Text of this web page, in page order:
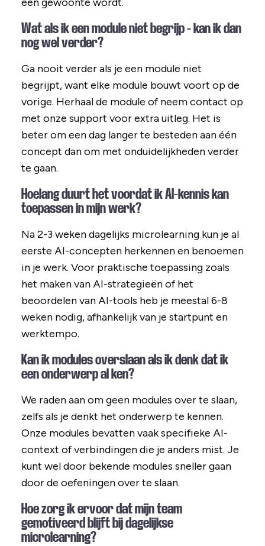
Wat als ik een module niet begrijp - kan ik dan
nog wel verder?
Ga nooit verder als je een module niet
begrijpt, want elke module bouwt voort op de
vorige. Herhaal de module of neem contact op
met onze support voor extra uitleg. Het is
beter om een dag langer te besteden aan één
concept dan om met onduidelijkheden verder
te gaan.
Hoelang duurt het voordat ik AI-kennis kan
toepassen in mijn werk?
Na 2-3 weken dagelijks microlearning kun je al
eerste AI-concepten herkennen en benoemen
in je werk. Voor praktische toepassing zoals
het maken van AI-strategieën of het
beoordelen van AI-tools heb je meestal 6-8
weken nodig, afhankelijk van je startpunt en
werktempo.
Kan ik modules overslaan als ik denk dat ik
een onderwerp al ken?
We raden aan om geen modules over te slaan,
zelfs als je denkt het onderwerp te kennen.
Onze modules bevatten vaak specifieke AI-
context of verbindingen die je anders mist. Je
kunt wel door bekende modules sneller gaan
door de oefeningen over te slaan.
Hoe zorg ik ervoor dat mijn team
gemotiveerd blijft bij dagelijkse
microlearning?